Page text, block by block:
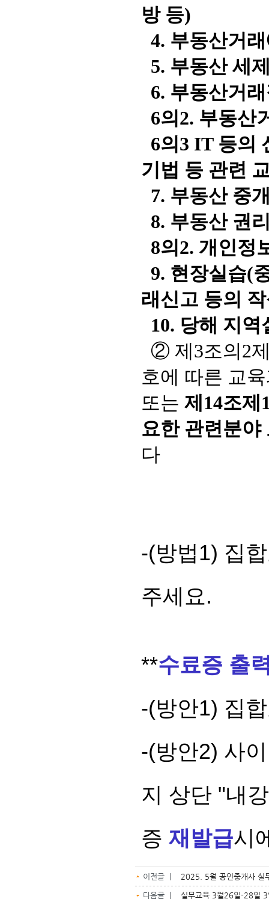
방 등)
4. 부동산거
5. 부동산 세
6. 부동산거
6의2. 부동산
6의3 IT 등의
기법 등 관련
7. 부동산 중
8. 부동산 권
8의2. 개인정
9. 현장실습(
래신고 등의
10. 당해 지
② 제3조의2
호에 따른 교
또는 제14조제
요한 관련분야
다
-(방법1) 집
주세요.
**수료증 출
-(방안1) 집
-(방안2) 사
지 상단 "내
증 재발급시
이전글 | 2025. 5월 공인중개사 실
다음글 | 실무교육 3월26일-28일 3